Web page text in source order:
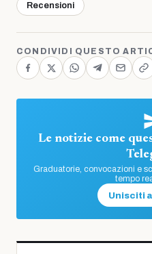
Recensioni
CONDIVIDI QUESTO
Le notizie come
Graduatorie, convocazioni e
tempo
Unisciti